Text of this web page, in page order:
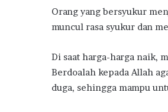
Orang yang bersyukur
muncul rasa syukur dan
Di saat harga-harga naik,
Berdoalah kepada Allah
duga, sehingga mampu